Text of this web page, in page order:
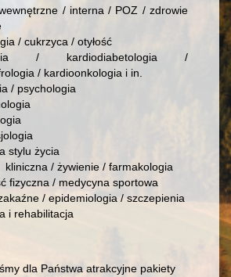
/ interna / POZ / zdrowie
/ cukrzyca / otyłość
/ kardiodiabetologia /
/ kardioonkologia i in.
/ psychologia
stylu życia
/ żywienie / farmakologia
fizyczna / medycyna sportowa
/ epidemiologia / szczepienia
i rehabilitacja
dla Państwa atrakcyjne pakiety